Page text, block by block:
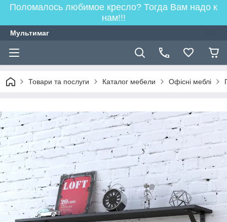
Поломалось любимое кресло? Тогда Вам надо к
нам!!!
Мультимаг
Товари та послуги Каталог мебели Офісні меблі